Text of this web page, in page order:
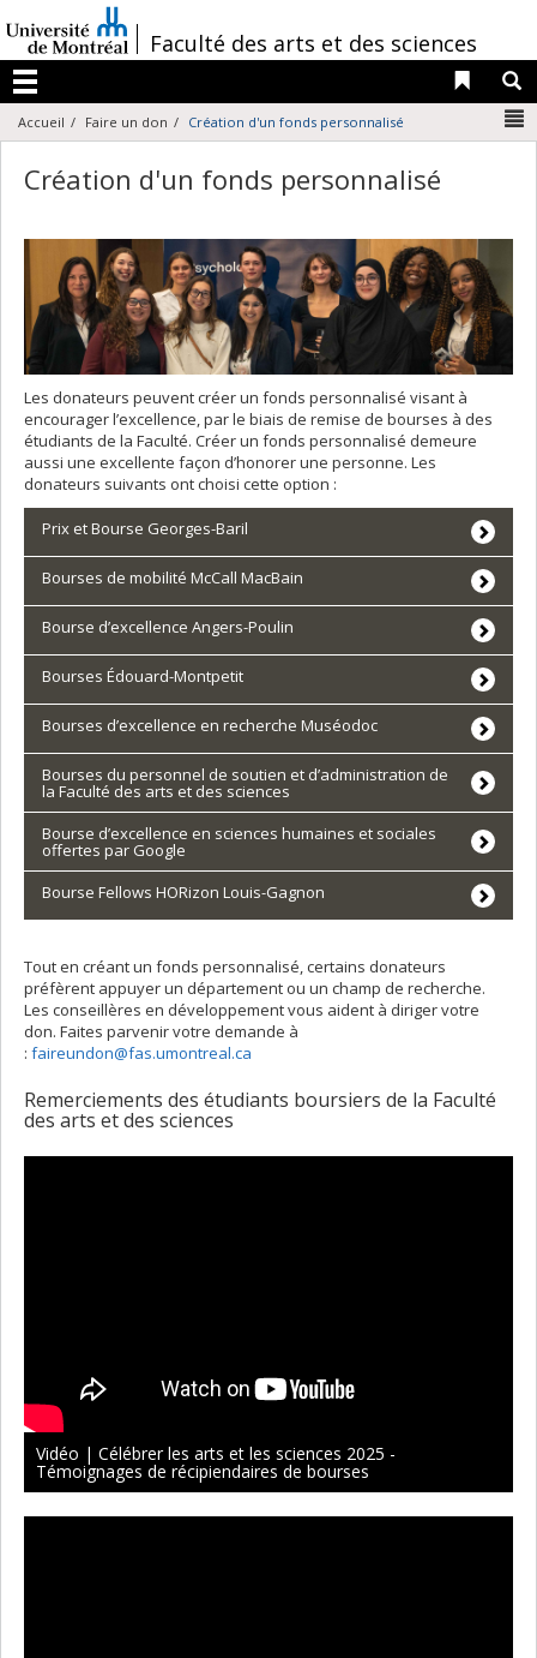
au
contenu
/Faculté des arts et des sciences
Menu
Liens
Accueil Faire un don Création d'un fonds personnalisé
Création d'un fonds personnalisé
Les donateurs peuvent créer un fonds personnalisé visant à
encourager l’excellence, par le biais de remise de bourses à des
étudiants de la Faculté. Créer un fonds personnalisé demeure
aussi une excellente façon d’honorer une personne. Les
donateurs suivants ont choisi cette option :
Prix et Bourse Georges-Baril
Bourses de mobilité McCall MacBain
Bourse d’excellence Angers-Poulin
Bourses Édouard-Montpetit
Bourses d’excellence en recherche Muséodoc
Bourses du personnel de soutien et d’administration de
la Faculté des arts et des sciences
Bourse d’excellence en sciences humaines et sociales
offertes par Google
Bourse Fellows HORizon Louis-Gagnon
Tout en créant un fonds personnalisé, certains donateurs
préfèrent appuyer un département ou un champ de recherche.
Les conseillères en développement vous aident à diriger votre
don. Faites parvenir votre demande à
: faireundon@fas.umontreal.ca
Remerciements des étudiants boursiers de la Faculté
des arts et des sciences
Vidéo | Célébrer les arts et les sciences 2025 -
Témoignages de récipiendaires de bourses